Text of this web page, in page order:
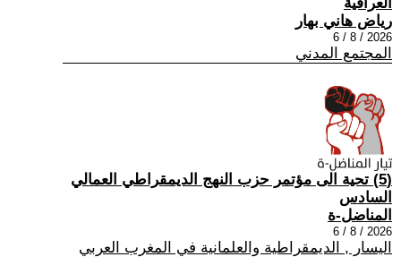
رياض هاني بهار
2026 / 8 / 6
المجتمع المدني
(5) تحية الى مؤتمر حزب النهج الديمقراطي العمالي
السادس
المناضل-ة
2026 / 8 / 6
اليسار , الديمقراطية والعلمانية في المغرب العربي